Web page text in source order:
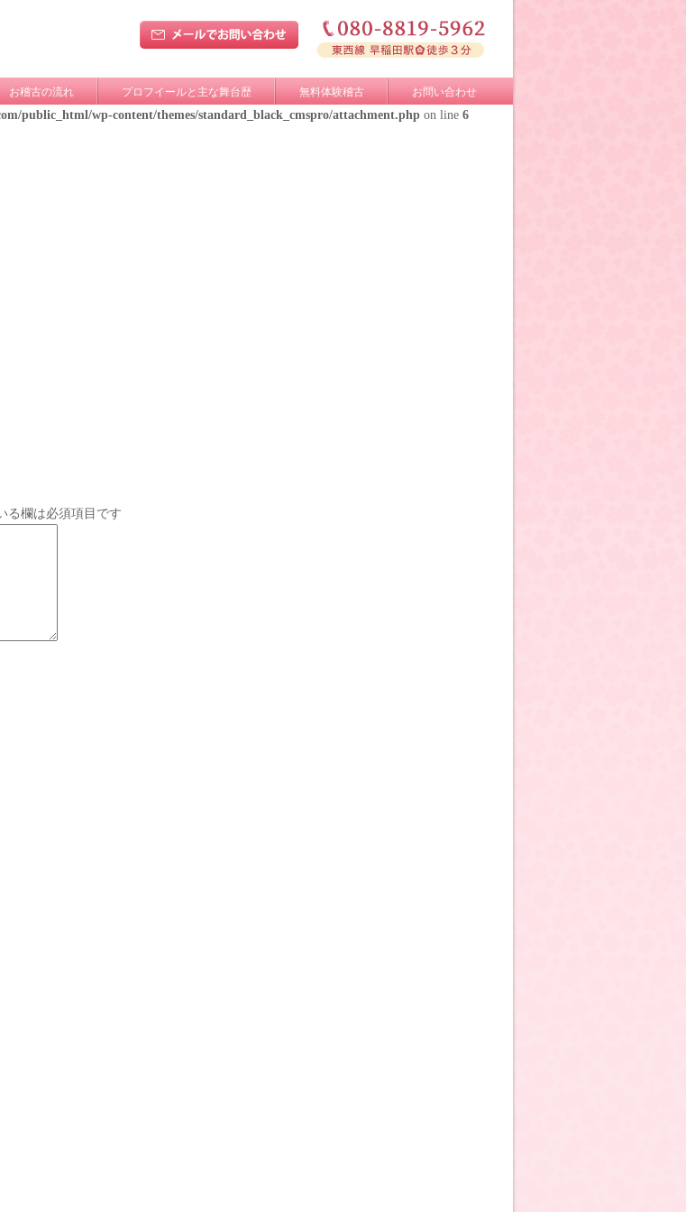
お稽古の流れ プロフイールと主な舞台歴 無料体験稽古 お問い合わせ
public_html/wp-content/themes/standard_black_cmspro/attachment.php on line 6
る欄は必須項目です